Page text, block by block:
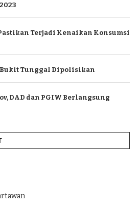
Terjadi Kenaikan Konsumsi
Tunggal Dipolisikan
DAD dan PGIW Berlangsung